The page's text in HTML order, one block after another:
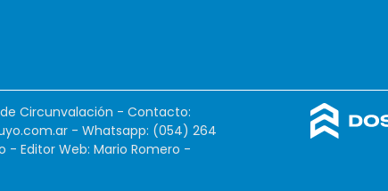
de Circunvalación - Contacto:
- Whatsapp: (054) 264
- Editor Web: Mario Romero -